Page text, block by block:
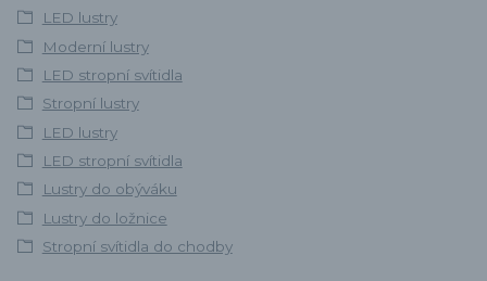
LED lustry
Moderní lustry
LED stropní svítidla
Stropní lustry
LED lustry
LED stropní svítidla
Lustry do obýváku
Lustry do ložnice
Stropní svítidla do chodby